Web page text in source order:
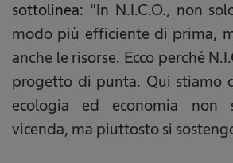
sottolinea: "In N.I.C.O., non
modo più efficiente di prima,
anche le risorse. Ecco perché
progetto di punta. Qui stiamo
ecologia ed economia non
vicenda, ma piuttosto si